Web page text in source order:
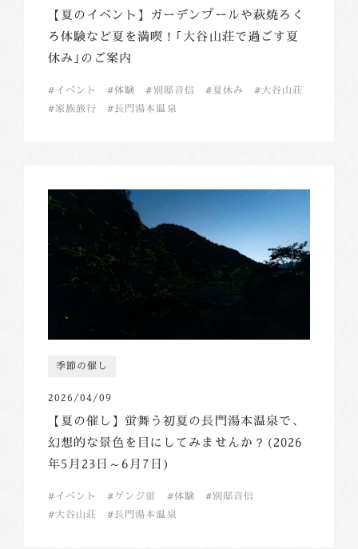
【夏のイベント】ガーデンプールや萩焼ろく
ろ体験など夏を満喫！｢大谷山荘で過ごす夏
休み｣のご案内
イベント 体験 別邸音信 夏休み
大谷山荘
家族旅行
長門湯本温泉
季節の催し
2026/04/09
【夏の催し】蛍舞う初夏の長門湯本温泉で、
幻想的な景色を目にしてみませんか？(2026
年5月23日～6月7日)
イベント ゲンジ蛍 体験
別邸音信
大谷山荘
長門湯本温泉